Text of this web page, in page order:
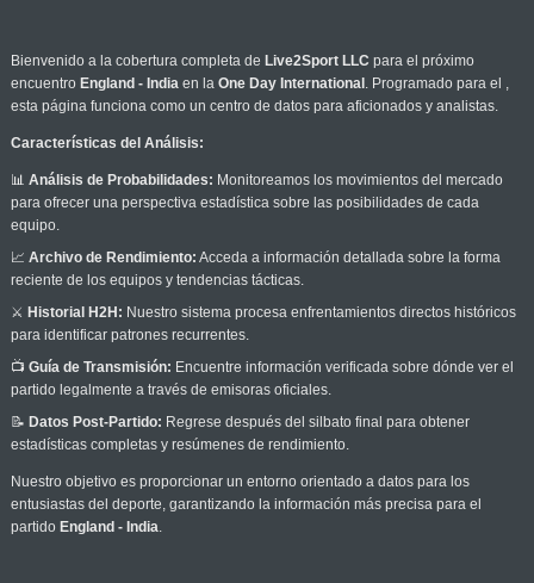
Bienvenido a la cobertura completa de Live2Sport LLC para el próximo
encuentro England - Indiaen la One Day International . Programado para el ,
esta página funciona como un centro de datos para aficionados y analistas.
Características del Análisis:
📊 Análisis de Probabilidades: Monitoreamos los movimientos del mercado
para ofrecer una perspectiva estadística sobre las posibilidades de cada
equipo.
📈 Archivo de Rendimiento: Acceda a información detallada sobre la forma
reciente de los equipos y tendencias tácticas.
⚔️ Historial H2H: Nuestro sistema procesa enfrentamientos directos históricos
para identificar patrones recurrentes.
📺 Guía de Transmisión: Encuentre información verificada sobre dónde ver el
partido legalmente a través de emisoras oficiales.
📝 Datos Post-Partido: Regrese después del silbato final para obtener
estadísticas completas y resúmenes de rendimiento.
Nuestro objetivo es proporcionar un entorno orientado a datos para los
entusiastas del deporte, garantizando la información más precisa para el
partido England - India.